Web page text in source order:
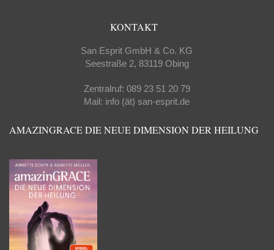
KONTAKT
San Esprit GmbH & Co. KG
Seestraße 2, 83119 Obing
Zentralruf: 089 23 51 20 79
Mail: info (ät) san-esprit.de
AMAZINGRACE DIE NEUE DIMENSION DER HEILUNG